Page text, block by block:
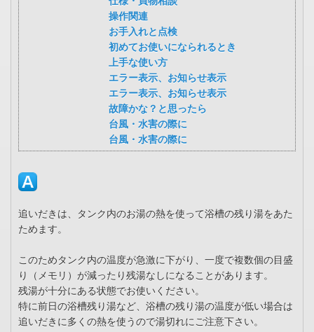
操作関連
お手入れと点検
初めてお使いになられるとき
上手な使い方
エラー表示、お知らせ表示
エラー表示、お知らせ表示
故障かな？と思ったら
台風・水害の際に
台風・水害の際に
追いだきは、タンク内のお湯の熱を使って浴槽の残り湯をあた
ためます。
このためタンク内の温度が急激に下がり、一度で複数個の目盛
り（メモリ）が減ったり残湯なしになることがあります。
残湯が十分にある状態でお使いください。
特に前日の浴槽残り湯など、浴槽の残り湯の温度が低い場合は
追いだきに多くの熱を使うので湯切れにご注意下さい。